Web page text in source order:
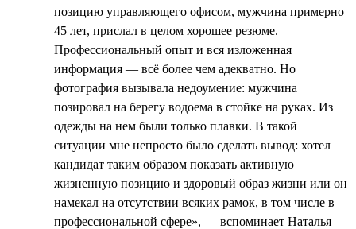
позицию управляющего офисом, мужчина примерно
45 лет, прислал в целом хорошее резюме.
Профессиональный опыт и вся изложенная
информация — всё более чем адекватно. Но
фотография вызывала недоумение: мужчина
позировал на берегу водоема в стойке на руках. Из
одежды на нем были только плавки. В такой
ситуации мне непросто было сделать вывод: хотел
кандидат таким образом показать активную
жизненную позицию и здоровый образ жизни или он
намекал на отсутствии всяких рамок, в том числе в
профессиональной сфере», — вспоминает Наталья